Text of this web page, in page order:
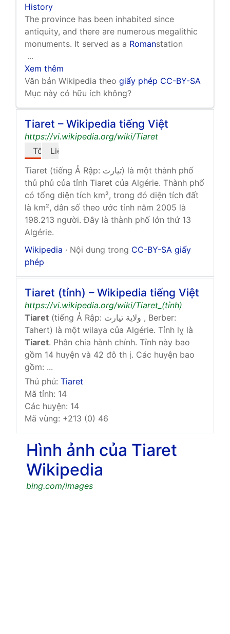
History
The province has been inhabited since
antiquity, and there are numerous megalithic
monuments. It served as a Romanstation
...
Xem thêm
Văn bản Wikipedia theo giấy phép CC-BY-SA
Mục này có hữu ích không?
Tiaret – Wikipedia tiếng Việt
https://vi.wikipedia.org/wiki/Tiaret
Tổng quanLiên kết ngoài
Tiaret (tiếng Ả Rập: تيارت) là một thành phố
thủ phủ của tỉnh Tiaret của Algérie. Thành phố
có tổng diện tích km², trong đó diện tích đất
là km², dân số theo ước tính năm 2005 là
198.213 người. Đây là thành phố lớn thứ 13
Algérie.
Wikipedia · Nội dung trong CC-BY-SA giấy
phép
Tiaret (tỉnh) – Wikipedia tiếng Việt
https://vi.wikipedia.org/wiki/Tiaret_(tỉnh)
Tiaret (tiếng Ả Rập: ولاية تيارت , Berber:
Tahert) là một wilaya của Algérie. Tỉnh lỵ là
Tiaret. Phân chia hành chính. Tỉnh này bao
gồm 14 huyện và 42 đô th ị. Các huyện bao
gồm: ...
Thủ phủ: Tiaret
Mã tỉnh: 14
Các huyện: 14
Mã vùng: +213 (0) 46
Hình ảnh của Tiaret
Wikipedia
bing.com/images